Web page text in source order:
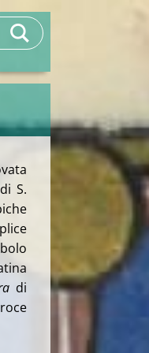
S.
di